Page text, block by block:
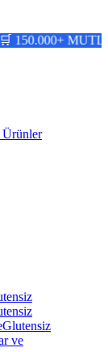
MUTLU
Ürünler
Glutensiz
ve